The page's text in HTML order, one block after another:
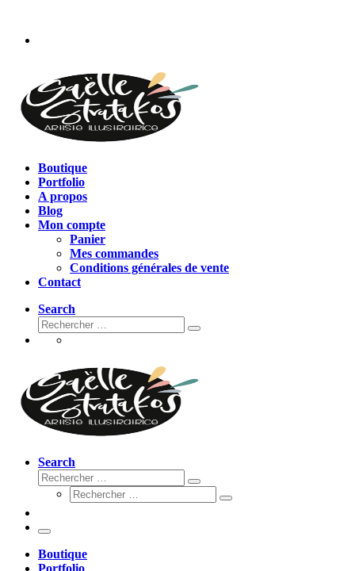
contenu
Boutique
Portfolio
A propos
Blog
Mon compte
Panier
Mes commandes
Conditions générales de vente
Contact
Search
Rechercher
Rechercher
Search
Rechercher
Rechercher
Rechercher
Rechercher
Menu
Boutique